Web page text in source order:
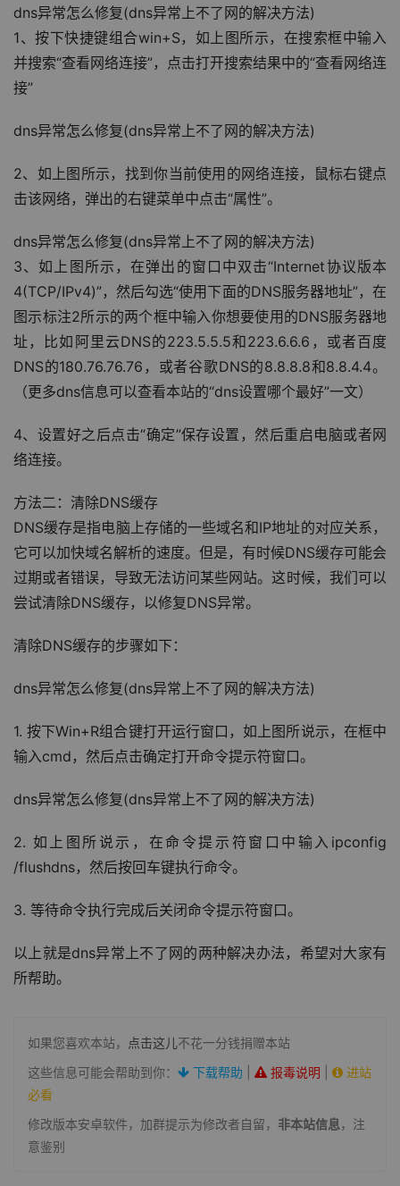
dns异常怎么修复(dns异常上不了网的解决方法)
1、按下快捷键组合win+S，如上图所示，在搜索框中输入
并搜索“查看网络连接”，点击打开搜索结果中的“查看网络连
接”
dns异常怎么修复(dns异常上不了网的解决方法)
2、如上图所示，找到你当前使用的网络连接，鼠标右键点
击该网络，弹出的右键菜单中点击“属性”。
dns异常怎么修复(dns异常上不了网的解决方法)
3、如上图所示，在弹出的窗口中双击“Internet协议版本
4(TCP/IPv4)”，然后勾选“使用下面的DNS服务器地址”，在
图示标注2所示的两个框中输入你想要使用的DNS服务器地
址，比如阿里云DNS的223.5.5.5和223.6.6.6，或者百度
DNS的180.76.76.76，或者谷歌DNS的8.8.8.8和8.8.4.4。
（更多dns信息可以查看本站的“dns设置哪个最好”一文）
4、设置好之后点击“确定”保存设置，然后重启电脑或者网
络连接。
方法二：清除DNS缓存
DNS缓存是指电脑上存储的一些域名和IP地址的对应关系，
它可以加快域名解析的速度。但是，有时候DNS缓存可能会
过期或者错误，导致无法访问某些网站。这时候，我们可以
尝试清除DNS缓存，以修复DNS异常。
清除DNS缓存的步骤如下：
dns异常怎么修复(dns异常上不了网的解决方法)
1. 按下Win+R组合键打开运行窗口，如上图所说示，在框中
输入cmd，然后点击确定打开命令提示符窗口。
dns异常怎么修复(dns异常上不了网的解决方法)
2. 如上图所说示，在命令提示符窗口中输入ipconfig
/flushdns，然后按回车键执行命令。
3. 等待命令执行完成后关闭命令提示符窗口。
以上就是dns异常上不了网的两种解决办法，希望对大家有
所帮助。
如果您喜欢本站， 点击这儿不花一分钱捐赠本站
这些信息可能会帮助到你：
下载帮助 报毒说明
进站
必看
修改版本安卓软件，加群提示为修改者自留， 非本站信息，注
意鉴别